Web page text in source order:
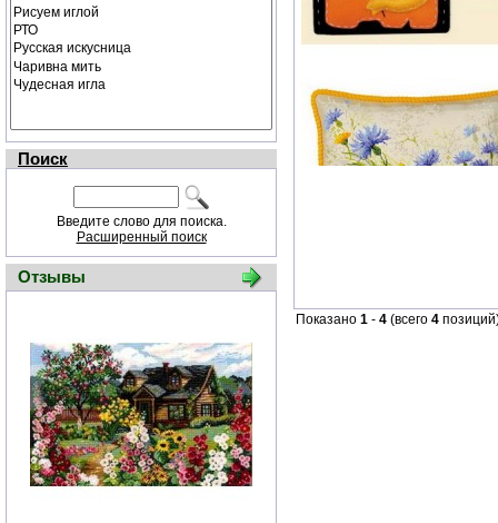
Поиск
Введите слово для поиска.
Расширенный поиск
Отзывы
Показано 1 - 4 (всего 4